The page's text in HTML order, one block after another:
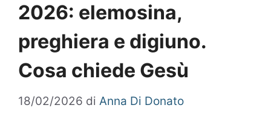
2026: elemosina,
preghiera e digiuno.
Cosa chiede Gesù
18/02/2026 di Anna Di Donato